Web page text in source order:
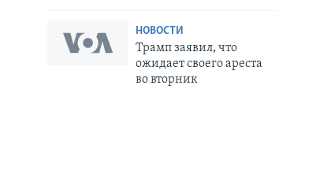
НОВОСТИ
Трамп заявил, что
ожидает своего ареста
во вторник